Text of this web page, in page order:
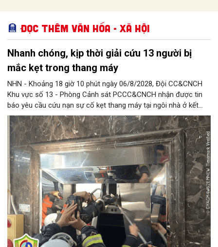
Đọc thêm Văn hóa - Xã hội
Nhanh chóng, kịp thời giải cứu 13 người bị
mắc kẹt trong thang máy
NHN - Khoảng 18 giờ 10 phút ngày 06/8/2028, Đội CC&CNCH
Khu vực số 13 - Phòng Cảnh sát PCCC&CNCH nhận được tin
báo yêu cầu cứu nạn sự cố kẹt thang máy tại ngôi nhà ở kết
hợp kinh doanh tại địa chỉ số 1C Định Công Thượng, phường
Định Công khiến 13 người (trong đó có 8 cháu nhỏ) bị mắc kẹt.